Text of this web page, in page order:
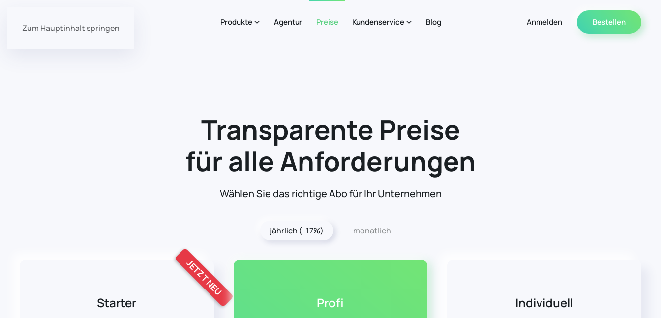
Zum Hauptinhalt springen
Produkte Agentur Preise Kundenservice Blog Anmelden Bestellen
Transparente Preise
für alle Anforderungen
Wählen Sie das richtige Abo für Ihr Unternehmen
jährlich (-17%) monatlich
Starter
JETZT NEU
Profi Individuell